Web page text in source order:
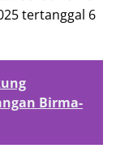
tertanggal 6
Birma-